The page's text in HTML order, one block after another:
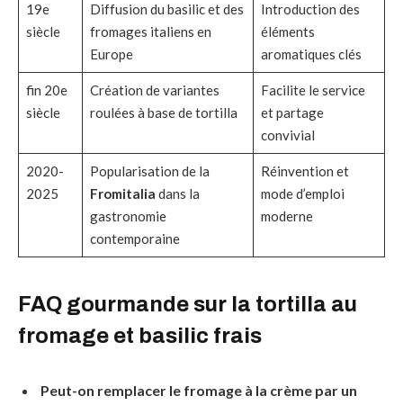
19e
siècle
Diffusion du basilic et des
fromages italiens en
Europe
Introduction des
éléments
aromatiques clés
fin 20e
siècle
Création de variantes
roulées à base de tortilla
Facilite le service
et partage
convivial
2020-
2025
Popularisation de la
Fromitalia dans la
gastronomie
contemporaine
Réinvention et
mode d’emploi
moderne
FAQ gourmande sur la tortilla au
fromage et basilic frais
Peut-on remplacer le fromage à la crème par un